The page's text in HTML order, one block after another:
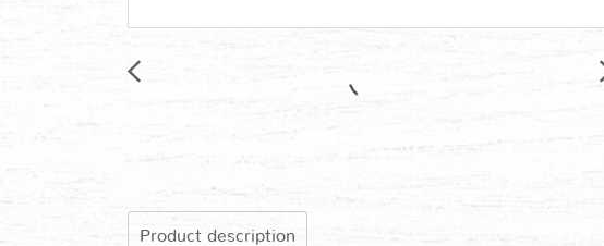
Product description